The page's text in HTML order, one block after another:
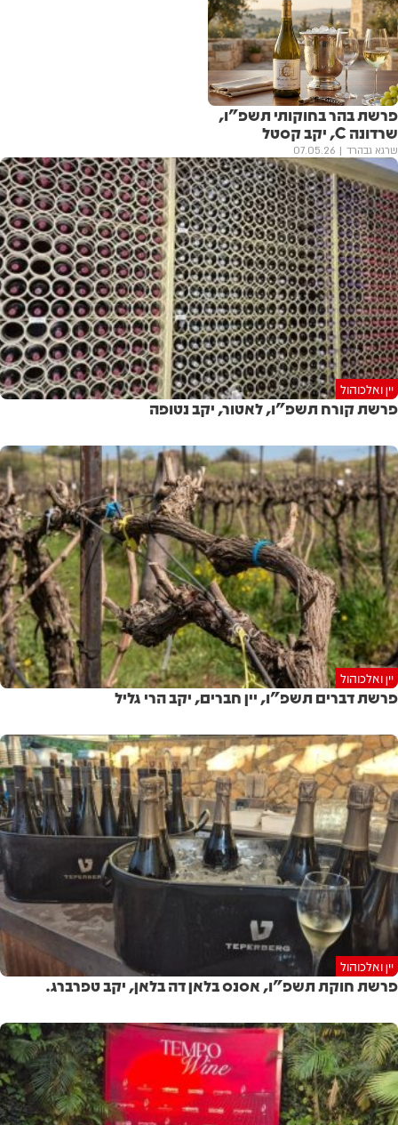
פרשת בהר בחוקותי תשפ"ו,
שרדונה C, יקב קסטל
שרגא גבהרד 07.05.26
יין ואלכוהול
פרשת קורח תשפ"ו, לאטור, יקב נטופה
יין ואלכוהול
פרשת דברים תשפ"ו, יין חברים, יקב הרי גליל
יין ואלכוהול
פרשת חוקת תשפ"ו, אסנס בלאן דה בלאן, יקב טפרברג.